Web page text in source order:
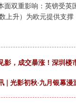
面双重影响：英镑受
上升）为欧元提供支撑
影，成交暴涨！深圳楼
| 光影初秋·九月银幕